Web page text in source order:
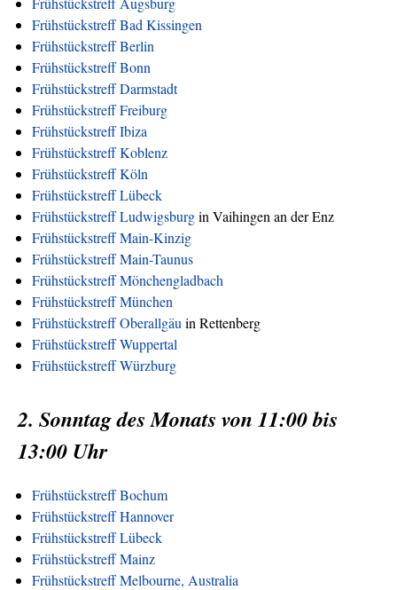
Frühstückstreff Bad Kissingen
Frühstückstreff Berlin
Frühstückstreff Bonn
Frühstückstreff Darmstadt
Frühstückstreff Freiburg
Frühstückstreff Ibiza
Frühstückstreff Koblenz
Frühstückstreff Köln
Frühstückstreff Lübeck
Frühstückstreff Ludwigsburgin Vaihingen an der Enz
Frühstückstreff Main-Kinzig
Frühstückstreff Main-Taunus
Frühstückstreff Mönchengladbach
Frühstückstreff München
Frühstückstreff Oberallgäu in Rettenberg
Frühstückstreff Wuppertal
Frühstückstreff Würzburg
2. Sonntag des Monats von 11:00 bis
13:00 Uhr
Frühstückstreff Bochum
Frühstückstreff Hannover
Frühstückstreff Lübeck
Frühstückstreff Mainz
Frühstückstreff Melbourne, Australia